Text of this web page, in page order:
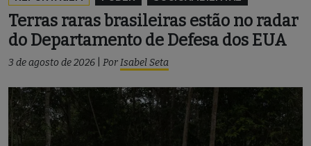
Terras raras brasileiras estão no radar
do Departamento de Defesa dos EUA
3 de agosto de 2026 PorIsabel Seta